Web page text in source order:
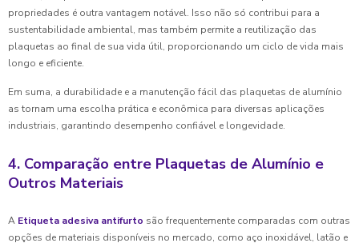
propriedades é outra vantagem notável. Isso não só contribui para a
sustentabilidade ambiental, mas também permite a reutilização das
plaquetas ao final de sua vida útil, proporcionando um ciclo de vida mais
longo e eficiente.
Em suma, a durabilidade e a manutenção fácil das plaquetas de alumínio
as tornam uma escolha prática e econômica para diversas aplicações
industriais, garantindo desempenho confiável e longevidade.
4. Comparação entre Plaquetas de Alumínio e
Outros Materiais
A Etiqueta adesiva antifurto são frequentemente comparadas com outras
opções de materiais disponíveis no mercado, como aço inoxidável, latão e